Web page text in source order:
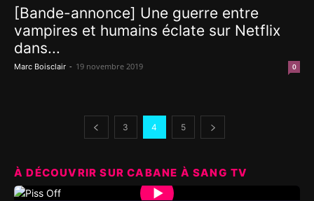
[Bande-annonce] Une guerre entre
vampires et humains éclate sur Netflix
dans...
Marc Boisclair - 19 novembre 2019 0
3 4 5
À DÉCOUVRIR SUR CABANE À SANG TV
▶